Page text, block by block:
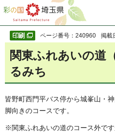
彩の国 埼玉県
ページ番号：240960 掲載
関東ふれあいの道
るみち
皆野町西門平バス停から城峯山・
脚向きのコースです。
※関東ふれあいの道のコース外で